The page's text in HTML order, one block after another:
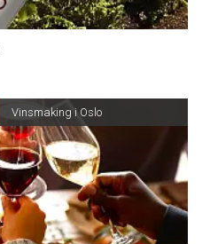
Vinsmaking i Oslo